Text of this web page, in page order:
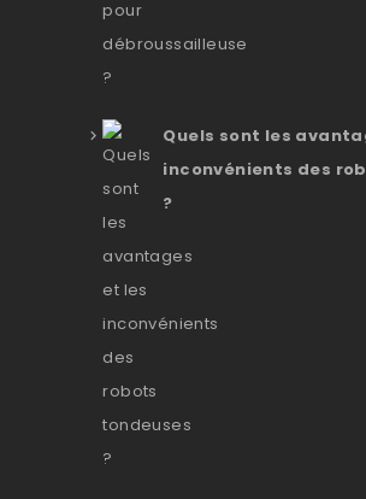
Quels sont les
inconvénients des
?